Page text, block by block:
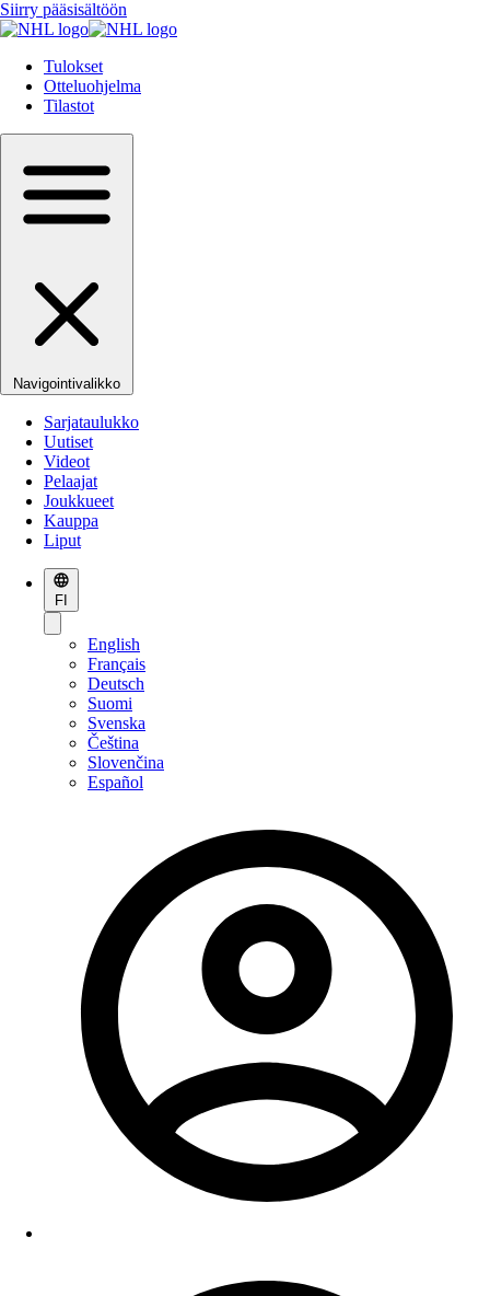
Siirry pääsisältöön
Tulokset
Otteluohjelma
Tilastot
Navigointivalikko
Sarjataulukko
Uutiset
Videot
Pelaajat
Joukkueet
Kauppa
Liput
FI
English
Français
Deutsch
Suomi
Svenska
Čeština
Slovenčina
Español